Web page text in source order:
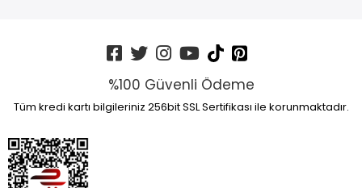
%100 Güvenli Ödeme
Tüm kredi kartı bilgileriniz 256bit SSL Sertifikası ile korunmaktadır.